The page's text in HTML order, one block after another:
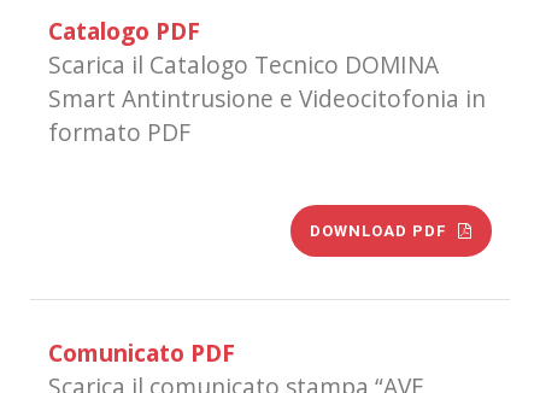
Catalogo PDF
Scarica il Catalogo Tecnico DOMINA
Smart Antintrusione e Videocitofonia in
formato PDF
DOWNLOAD PDF
Comunicato PDF
Scarica il comunicato stampa “AVE